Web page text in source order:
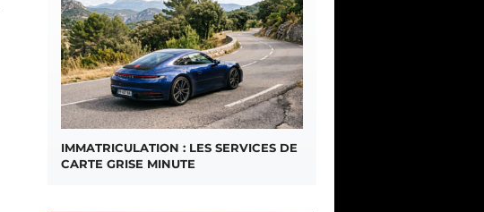
IMMATRICULATION : LES SERVICES DE
CARTE GRISE MINUTE